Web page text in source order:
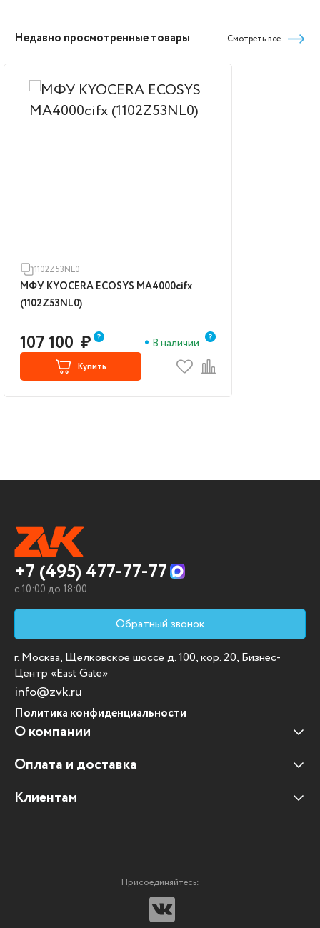
Недавно просмотренные товары Смотреть все
1102Z53NL0
МФУ KYOCERA ECOSYS MA4000cifx
(1102Z53NL0)
107 100 ₽ В наличии
Купить
+7 (495) 477-77-77
c 10:00 до 18:00
Обратный звонок
г. Москва, Щелковское шоссе д. 100, кор. 20, Бизнес-
Центр «East Gate»
info@zvk.ru
Политика конфиденциальности
О компании
Наши клиенты
Отзывы клиентов
Оплата и доставка
Оплата и доставка
Клиентам
Мультимедийное оборудование
Присоединяйтесь: